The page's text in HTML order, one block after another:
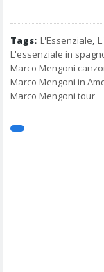
Tags: L'Essenziale,
L'essenziale in
Marco Mengoni
Marco Mengoni in
Marco Mengoni tour